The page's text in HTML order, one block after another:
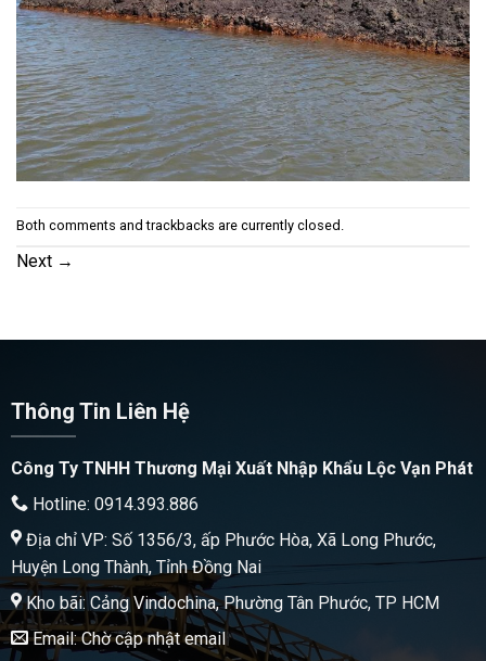
Both comments and trackbacks are currently closed.
Next →
Thông Tin Liên Hệ
Công Ty TNHH Thương Mại Xuất Nhập Khẩu Lộc Vạn Phát
Hotline: 0914.393.886
Địa chỉ VP: Số 1356/3, ấp Phước Hòa, Xã Long Phước,
Huyện Long Thành, Tỉnh Đồng Nai
Kho bãi: Cảng Vindochina, Phường Tân Phước, TP HCM
Email: Chờ cập nhật email